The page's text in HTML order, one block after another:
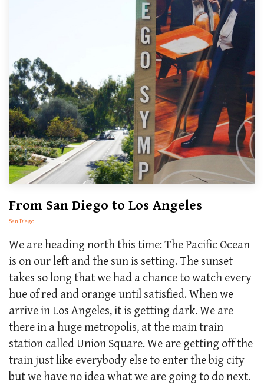
From San Diego to Los Angeles
San Diego
We are heading north this time: The Pacific Ocean
is on our left and the sun is setting. The sunset
takes so long that we had a chance to watch every
hue of red and orange until satisfied. When we
arrive in Los Angeles, it is getting dark. We are
there in a huge metropolis, at the main train
station called Union Square. We are getting off the
train just like everybody else to enter the big city
but we have no idea what we are going to do next.